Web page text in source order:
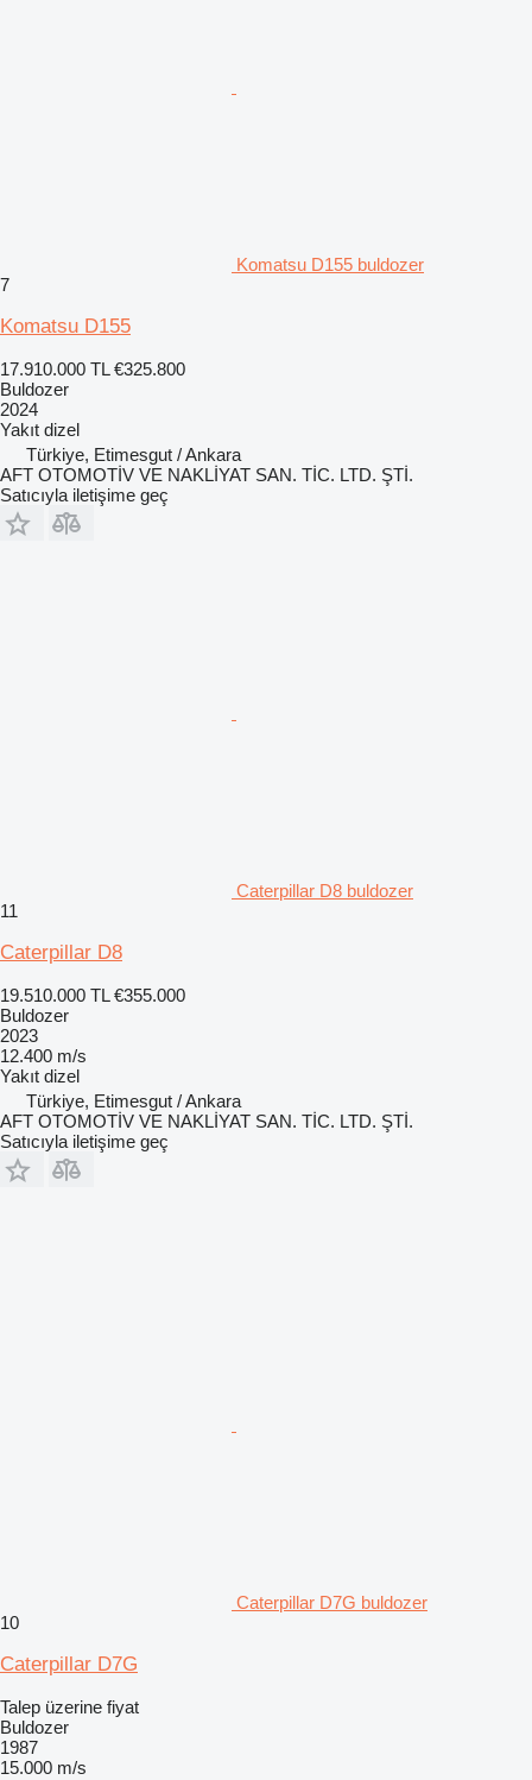
Komatsu D155 buldozer
7
Komatsu D155
17.910.000 TL €325.800
Buldozer
2024
Yakıt dizel
Türkiye, Etimesgut / Ankara
AFT OTOMOTİV VE NAKLİYAT SAN. TİC. LTD. ŞTİ.
Satıcıyla iletişime geç
Caterpillar D8 buldozer
11
Caterpillar D8
19.510.000 TL €355.000
Buldozer
2023
12.400 m/s
Yakıt dizel
Türkiye, Etimesgut / Ankara
AFT OTOMOTİV VE NAKLİYAT SAN. TİC. LTD. ŞTİ.
Satıcıyla iletişime geç
Caterpillar D7G buldozer
10
Caterpillar D7G
Talep üzerine fiyat
Buldozer
1987
15.000 m/s